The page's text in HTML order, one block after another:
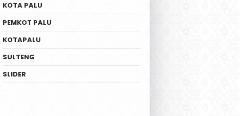
KOTA PALU
PEMKOT PALU
KOTAPALU
SULTENG
SLIDER